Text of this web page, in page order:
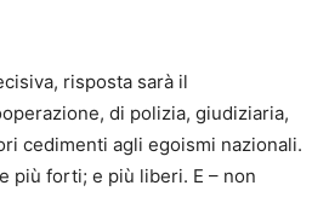
risposta sarà il
di polizia, giudiziaria,
cedimenti agli egoismi nazionali.
più forti; e più liberi. E – non